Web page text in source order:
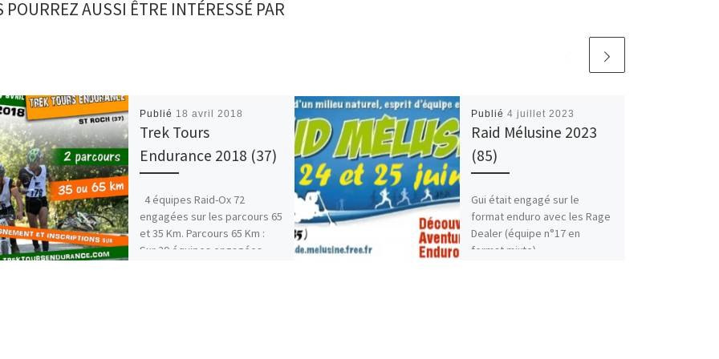
POURREZ AUSSI ÊTRE INTÉRESSÉ PAR
Publié 18 avril 2018
Trek Tours
Endurance 2018 (37)
4 équipes Raid-Ox 72
engagées sur les parcours 65
et 35 Km. Parcours 65 Km :
Sur 29 équipes engagées
Publié 4 juillet 2023
Raid Mélusine 2023
(85)
Gui était engagé sur le
format enduro avec les Rage
Dealer (équipe n°17 en
format mixte)